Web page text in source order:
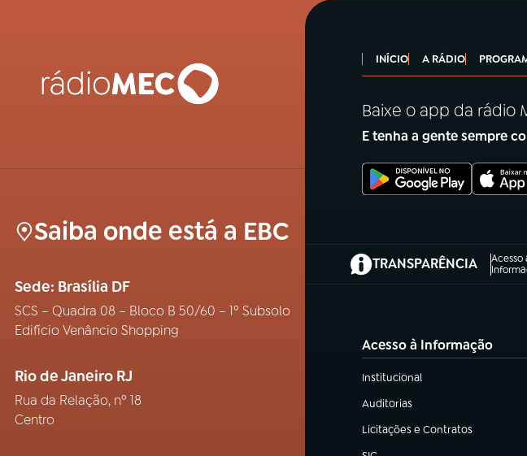
Saiba onde está a EBC
Sede: Brasília DF
SCS – Quadra 08 – Bloco B 50/60 – 1º Subsolo
Edifício Venâncio Shopping
Rio de Janeiro RJ
Rua da Relação, nº 18
Centro
INÍCIO A RÁDIO
Baixe o app da rádio
E tenha a gente sempre
TRANSPARÊNCIA
Acesso
(abre em nova aba)
Acesso à Informação
Institucional
(abre em nova aba)
Auditorias
(abre em nova aba)
Licitações e Contratos
(abre em nova aba)